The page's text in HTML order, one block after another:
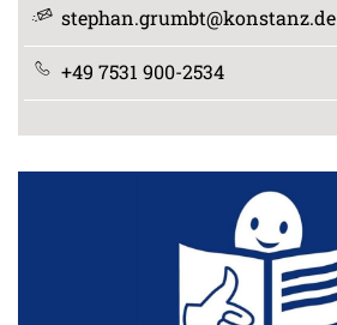
stephan.grumbt@konstanz.de
+49 7531 900-2534